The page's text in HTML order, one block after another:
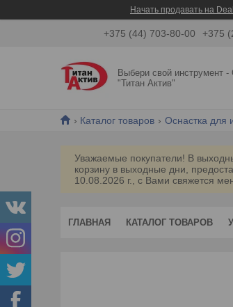
Начать продавать на
+375 (44) 703-80-00 +375
Выбери свой инструмент
"Титан Актив"
Каталог товаров Оснастка для
Уважаемые покупатели! В
корзину в выходные дни,
10.08.2026 г., с Вами свяжется
ГЛАВНАЯ КАТАЛОГ ТОВАРОВ